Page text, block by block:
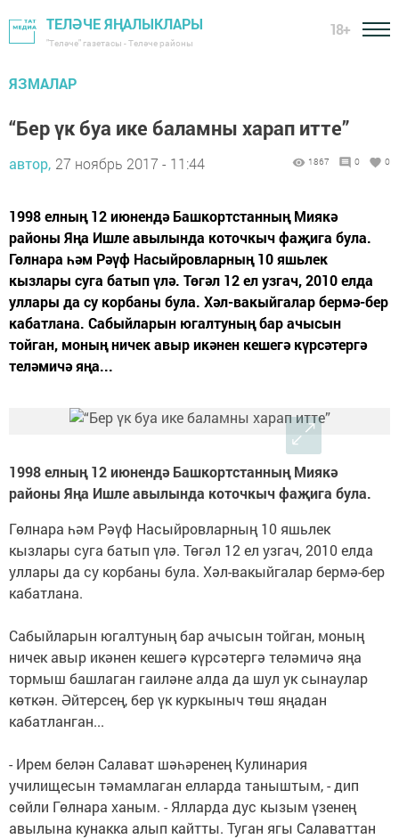
ТЕЛӘЧЕ ЯҢАЛЫКЛАРЫ
"Теләче" газетасы - Теләче районы
18+
ЯЗМАЛАР
“Бер үк буа ике баламны харап итте”
автор, 27 ноябрь 2017 - 11:44 1867 0 0
1998 елның 12 июнендә Башкортстанның Миякә
районы Яңа Ишле авылында коточкыч фаҗига була.
Гөлнара һәм Рәүф Насыйровларның 10 яшьлек
кызлары суга батып үлә. Төгәл 12 ел узгач, 2010 елда
уллары да су корбаны була. Хәл-вакыйгалар бермә-бер
кабатлана. Сабыйларын югалтуның бар ачысын
тойган, моның ничек авыр икәнен кешегә күрсәтергә
теләмичә яңа...
1998 елның 12 июнендә Башкортстанның Миякә
районы Яңа Ишле авылында коточкыч фаҗига була.
Гөлнара һәм Рәүф Насыйровларның 10 яшьлек
кызлары суга батып үлә. Төгәл 12 ел узгач, 2010 елда
уллары да су корбаны була. Хәл-вакыйгалар бермә-бер
кабатлана.
Сабыйларын югалтуның бар ачысын тойган, моның
ничек авыр икәнен кешегә күрсәтергә теләмичә яңа
тормыш башлаган гаиләне алда да шул ук сынаулар
көткән. Әйтерсең, бер үк куркыныч төш яңадан
кабатланган...
- Ирем белән Салават шәһәренең Кулинария
училищесын тәмамлаган елларда таныштым, - дип
сөйли Гөлнара ханым. - Ялларда дус кызым үзенең
авылына кунакка алып кайтты. Туган ягы Салаваттан